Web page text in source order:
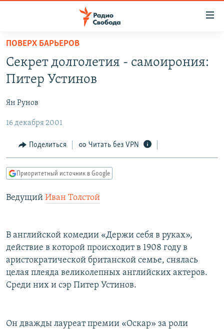
упрощенного
доступа
Вернуться
основному
Вернутся
главной
навигации
Вернутся
поиску
ПОДКАСТЫ
АВТОРСКИЕ ПРОЕКТЫ
ЦИТАТЫ СВОБОДЫ
МНЕНИЯ
КУЛЬТУРА
IDEL.РЕАЛИИ
КАВКАЗ.РЕАЛИИ
СЕВЕР.РЕАЛИИ
РАСПИСАНИЕ ВЕЩАНИЯ
ПОДПИШИТЕСЬ НА РАССЫЛКУ
СОЦИАЛЬНЫЕ СЕТИ
ПОВЕРХ БАРЬЕРОВ
Секрет долголетия - самоирония:
Питер Устинов
Ян Рунов
16 декабря 2001
Поделиться Читать без VPN
Приоритетный источник в Google
Ведущий Иван Толстой
В английской комедии «Держи себя в руках»,
действие в которой происходит в 1908 году в
аристократической британской семье, снялась
целая плеяда великолепных английских актеров.
Среди них и сэр Питер Устинов.
Он дважды лауреат премии «Оскар» за роли